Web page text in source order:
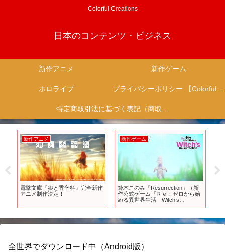
Colorful Creations
日本のコンテンツ・ビジネス
新作アニメ 新作ゲーム
ホロライブ プライバシーポリシー 【Colorful Creation】
特定商取引法に基づく表記（商取引に関する開示）
新作アニメ
電撃文庫『狼と香辛料』完全新作
アニメ制作決定！
新作ゲーム
鈴木このみ「Resurrection」（新
作公式ゲーム『Ｒｅ：ゼロから始
める異世界生活 Witch’s
全世界でダウンロード中（Android版）